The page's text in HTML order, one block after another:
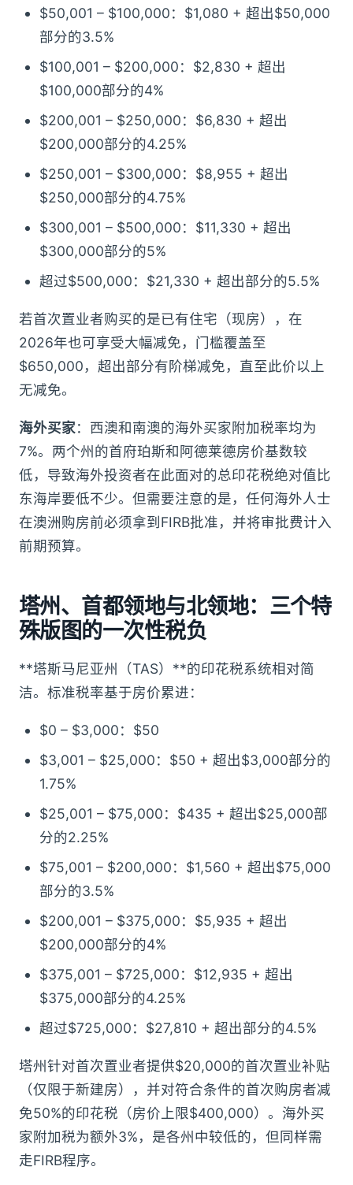
$50,001 – $100,000：$1,080 + 超出$50,000
部分的3.5%
$100,001 – $200,000：$2,830 + 超出
$100,000部分的4%
$200,001 – $250,000：$6,830 + 超出
$200,000部分的4.25%
$250,001 – $300,000：$8,955 + 超出
$250,000部分的4.75%
$300,001 – $500,000：$11,330 + 超出
$300,000部分的5%
超过$500,000：$21,330 + 超出部分的5.5%
若首次置业者购买的是已有住宅（现房），在
2026年也可享受大幅减免，门槛覆盖至
$650,000，超出部分有阶梯减免，直至此价以上
无减免。
海外买家：西澳和南澳的海外买家附加税率均为
7%。两个州的首府珀斯和阿德莱德房价基数较
低，导致海外投资者在此面对的总印花税绝对值比
东海岸要低不少。但需要注意的是，任何海外人士
在澳洲购房前必须拿到FIRB批准，并将审批费计入
前期预算。
塔州、首都领地与北领地：三个特
殊版图的一次性税负
**塔斯马尼亚州（TAS）**的印花税系统相对简
洁。标准税率基于房价累进：
$0 – $3,000：$50
$3,001 – $25,000：$50 + 超出$3,000部分的
1.75%
$25,001 – $75,000：$435 + 超出$25,000部
分的2.25%
$75,001 – $200,000：$1,560 + 超出$75,000
部分的3.5%
$200,001 – $375,000：$5,935 + 超出
$200,000部分的4%
$375,001 – $725,000：$12,935 + 超出
$375,000部分的4.25%
超过$725,000：$27,810 + 超出部分的4.5%
塔州针对首次置业者提供$20,000的首次置业补贴
（仅限于新建房），并对符合条件的首次购房者减
免50%的印花税（房价上限$400,000）。海外买
家附加税为额外3%，是各州中较低的，但同样需
走FIRB程序。